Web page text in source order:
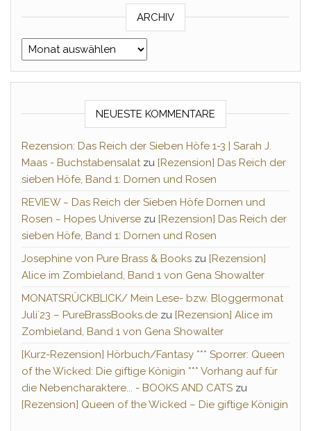
ARCHIV
Archiv
NEUESTE KOMMENTARE
Rezension: Das Reich der Sieben Höfe 1-3 | Sarah J.
Maas - Buchstabensalatzu [Rezension] Das Reich der
sieben Höfe, Band 1: Dornen und Rosen
REVIEW ~ Das Reich der Sieben Höfe Dornen und
Rosen ~ Hopes Universe zu [Rezension] Das Reich der
sieben Höfe, Band 1: Dornen und Rosen
Josephine von Pure Brass & Books zu [Rezension]
Alice im Zombieland, Band 1 von Gena Showalter
MONATSRÜCKBLICK/ Mein Lese- bzw. Bloggermonat
Juli´23 – PureBrassBooks.de zu [Rezension] Alice im
Zombieland, Band 1 von Gena Showalter
[Kurz-Rezension] Hörbuch/Fantasy *** Sporrer: Queen
of the Wicked: Die giftige Königin *** Vorhang auf für
die Nebencharaktere... - BOOKS AND CATS zu
[Rezension] Queen of the Wicked – Die giftige Königin